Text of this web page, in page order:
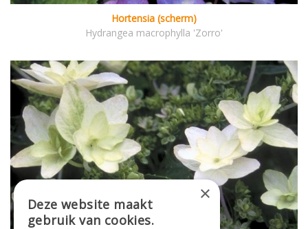
Hortensia (scherm)
Hydrangea macrophylla 'Zorro'
×
Deze website maakt
gebruik van cookies.